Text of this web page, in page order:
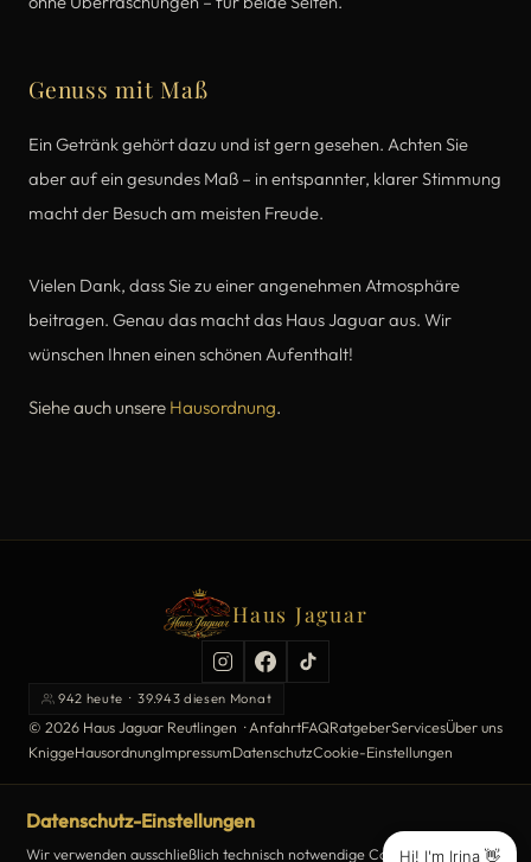
Genuss mit Maß
Ein Getränk gehört dazu und ist gern gesehen. Achten Sie
aber auf ein gesundes Maß – in entspannter, klarer Stimmung
macht der Besuch am meisten Freude.
Vielen Dank, dass Sie zu einer angenehmen Atmosphäre
beitragen. Genau das macht das Haus Jaguar aus. Wir
wünschen Ihnen einen schönen Aufenthalt!
Siehe auch unsere Hausordnung.
Datenschutz-Einstellungen
Wir verwenden ausschließlich technisch notwendige Cookies und zählen
Haus Jaguar
942 heute · 39.943 diesen Monat
© 2026 Haus Jaguar Reutlingen · AnfahrtFAQRatgeberServicesÜber uns
KniggeHausordnungImpressumDatenschutzCookie-Einstellungen
Hi! I'm Irina 👋